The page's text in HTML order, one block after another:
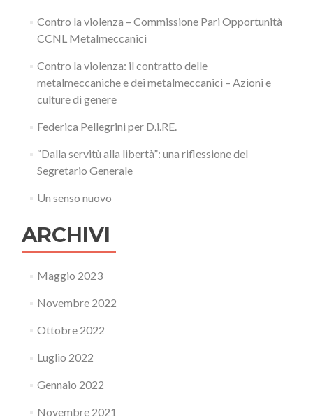
Contro la violenza – Commissione Pari Opportunità
CCNL Metalmeccanici
Contro la violenza: il contratto delle
metalmeccaniche e dei metalmeccanici – Azioni e
culture di genere
Federica Pellegrini per D.i.RE.
“Dalla servitù alla libertà”: una riflessione del
Segretario Generale
Un senso nuovo
ARCHIVI
Maggio 2023
Novembre 2022
Ottobre 2022
Luglio 2022
Gennaio 2022
Novembre 2021